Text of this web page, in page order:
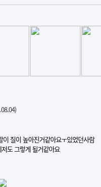
질이 높아진거같아요ㅜ있었던사람
도 그렇게 될거같아요